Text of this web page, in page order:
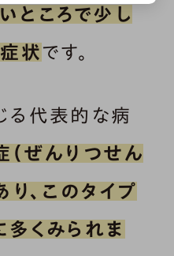
ところで少し
状 です。
る代表的な病
ぜんりつせん
り、このタイプ
くみられま